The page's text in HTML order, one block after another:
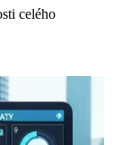
celého